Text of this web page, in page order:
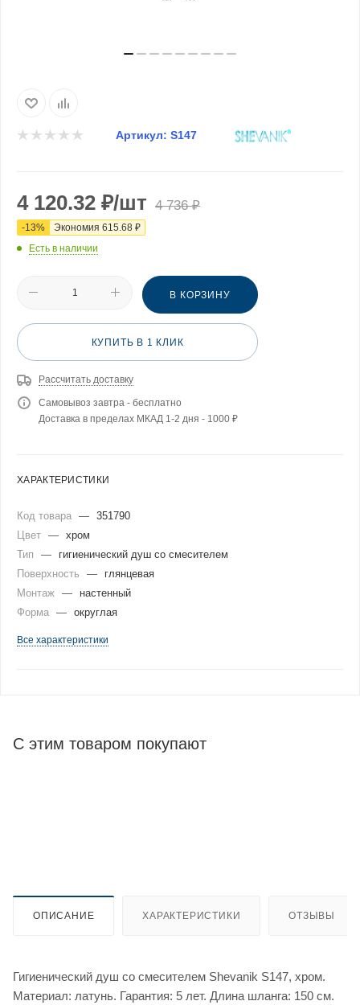
Артикул: S147
4 120.32 ₽/шт 4 736₽
-13% Экономия 615.68 ₽
Есть в наличии
В КОРЗИНУ
КУПИТЬ В 1 КЛИК
Рассчитать доставку
Самовывоз завтра - бесплатно
Доставка в пределах МКАД 1-2 дня - 1000 ₽
ХАРАКТЕРИСТИКИ
Код товара — 351790
Цвет — хром
Тип
—
гигиенический душ со смесителем
Поверхность
—
глянцевая
Монтаж —
настенный
Форма — округлая
Все характеристики
С этим товаром покупают
ОПИСАНИЕ ХАРАКТЕРИСТИКИ ОТЗЫВЫ
Гигиенический душ со смесителем Shevanik S147, хром.
Материал: латунь. Гарантия: 5 лет. Длина шланга: 150 см.